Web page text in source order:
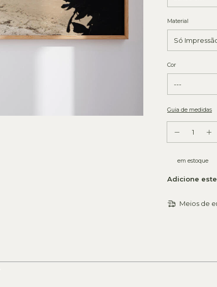
Material
Cor
Guia de medidas
em estoque
Adicione
Meios de